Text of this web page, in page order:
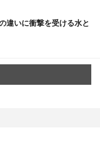
違いに衝撃を受ける水と